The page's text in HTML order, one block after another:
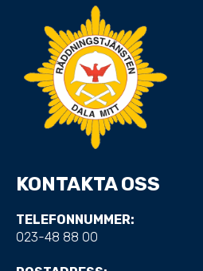
KONTAKTA OSS
TELEFONNUMMER:
023-48 88 00